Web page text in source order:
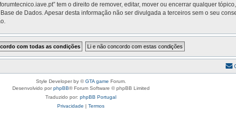
tem o direito de remover, editar, mover ou encerrar qualquer
de Dados. Apesar desta informação não ser divulgada a terceiros sem o seu
Style Developer by ©GTA game Forum.
Desenvolvido porphpBB® Forum Software © phpBB Limited
Traduzido por: phpBB Portugal
Privacidade | Termos